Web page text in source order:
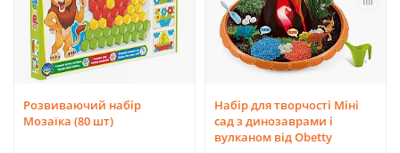
Розвиваючий набір
Мозаїка (80 шт)
Набір для творчості Міні
сад з динозаврами і
вулканом від Obetty